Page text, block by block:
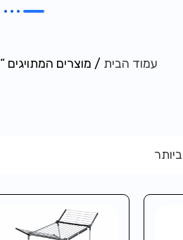
עמוד הבית / מוצרים המתויגים “BLACK DIAMOND”